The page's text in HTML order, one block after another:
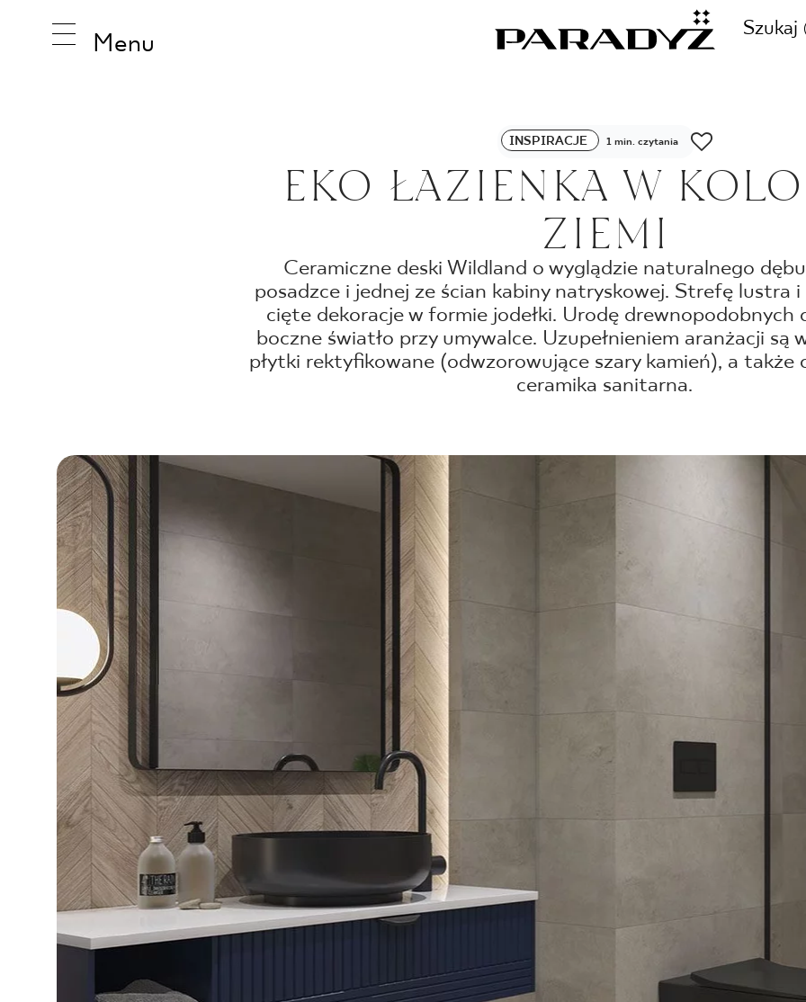
Menu
Szukaj
INSPIRACJE
PRODUKTY
KOLEKCJE
DLA BIZNESU
BLOG
MÓJ PROFIL
GDZIE KUPIĆ
O NAS
KARIERA
KONTAKT
PL EN SK DE UK RU
ZADZWOŃ DO NAS
+48
SKLEP INTERNETOWY
44
INSPIRACJE 1 min. czytania
EKO ŁAZIENKA W
ZIEMI
Ceramiczne deski Wildland o wyglądzie naturalnego
posadzce i jednej ze ścian kabiny natryskowej. Strefę lustra
cięte dekoracje w formie jodełki. Urodę drewnopodobnych
boczne światło przy umywalce. Uzupełnieniem aranżacji są
płytki rektyfikowane (odwzorowujące szary kamień), a także
ceramika sanitarna.